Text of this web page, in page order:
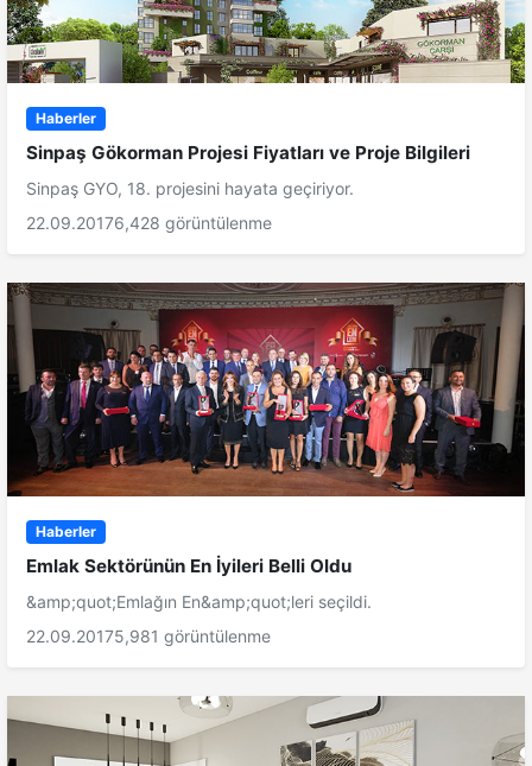
Haberler
Sinpaş Gökorman Projesi Fiyatları ve Proje Bilgileri
Sinpaş GYO, 18. projesini hayata geçiriyor.
22.09.20176,428 görüntülenme
Haberler
Emlak Sektörünün En İyileri Belli Oldu
&amp;quot;Emlağın En&amp;quot;leri seçildi.
22.09.20175,981 görüntülenme